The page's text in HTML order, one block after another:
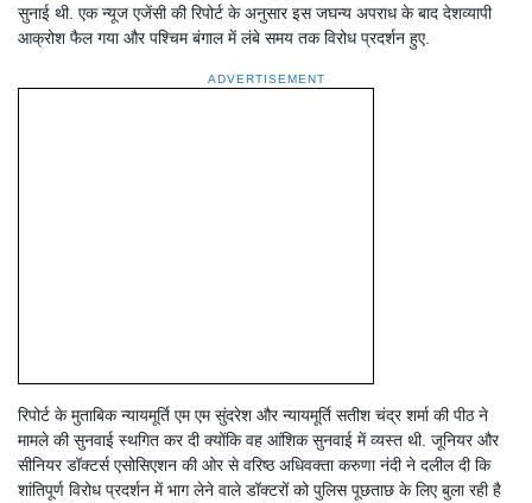
सुनाई थी. एक न्यूज एजेंसी की रिपोर्ट के अनुसार इस जघन्य अपराध के बाद देशव्यापी
आक्रोश फैल गया और पश्चिम बंगाल में लंबे समय तक विरोध प्रदर्शन हुए.
ADVERTISEMENT
रिपोर्ट के मुताबिक न्यायमूर्ति एम एम सुंदरेश और न्यायमूर्ति सतीश चंद्र शर्मा की पीठ ने
मामले की सुनवाई स्थगित कर दी क्योंकि वह आंशिक सुनवाई में व्यस्त थी. जूनियर और
सीनियर डॉक्टर्स एसोसिएशन की ओर से वरिष्ठ अधिवक्ता करुणा नंदी ने दलील दी कि
शांतिपूर्ण विरोध प्रदर्शन में भाग लेने वाले डॉक्टरों को पुलिस पूछताछ के लिए बुला रही है